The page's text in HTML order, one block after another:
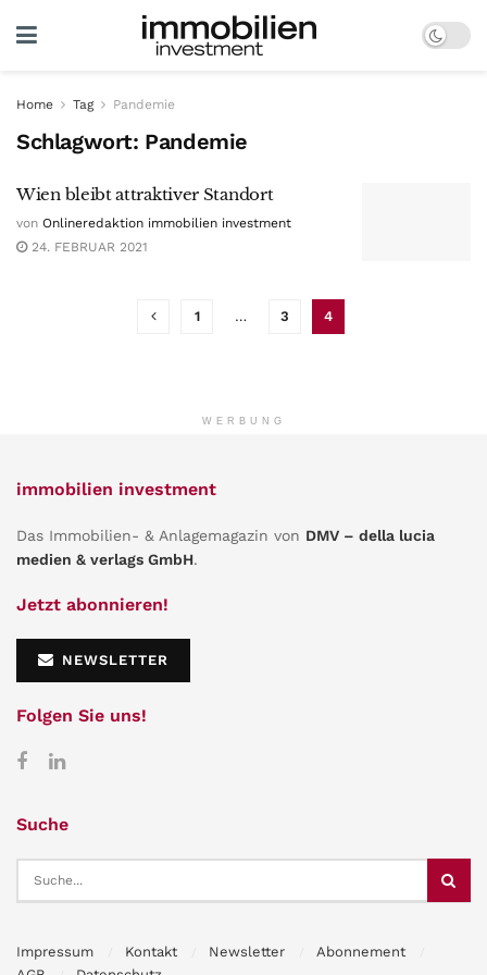
Home Tag Pandemie
Schlagwort: Pandemie
Wien bleibt attraktiver Standort
von Onlineredaktion immobilien investment
24. FEBRUAR 2021
1 … 3 4
WERBUNG
immobilien investment
Das Immobilien- & Anlagemagazin von DMV – della lucia
medien & verlags GmbH.
Jetzt abonnieren!
NEWSLETTER
Folgen Sie uns!
Suche
Impressum Kontakt Newsletter
Abonnement